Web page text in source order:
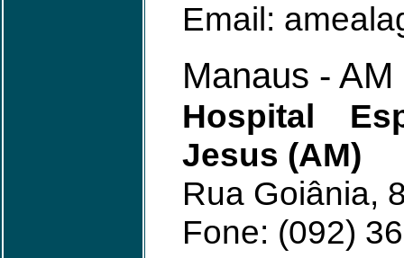
Email:
Manaus - AM
Hospital
Jesus (AM)
Rua Goiânia,
Fone: (092)